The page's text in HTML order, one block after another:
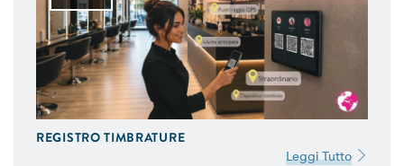
REGISTRO TIMBRATURE
Leggi Tutto